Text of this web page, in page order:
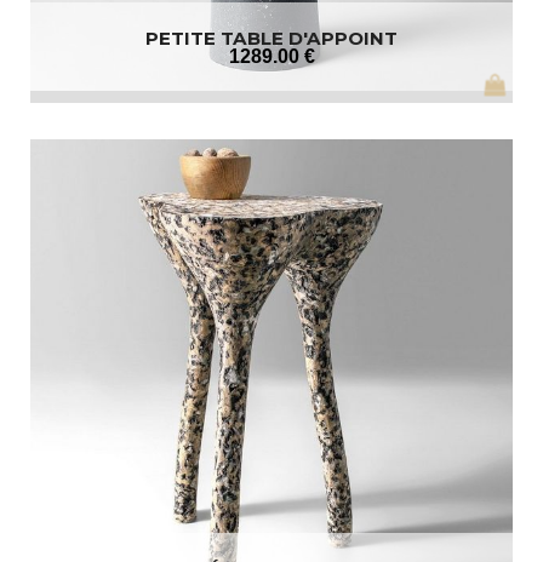
PETITE TABLE D'APPOINT
1289.00 €